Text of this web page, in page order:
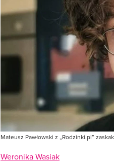
Mateusz Pawłowski z „Rodzinki.pl”
Weronika Wasiak